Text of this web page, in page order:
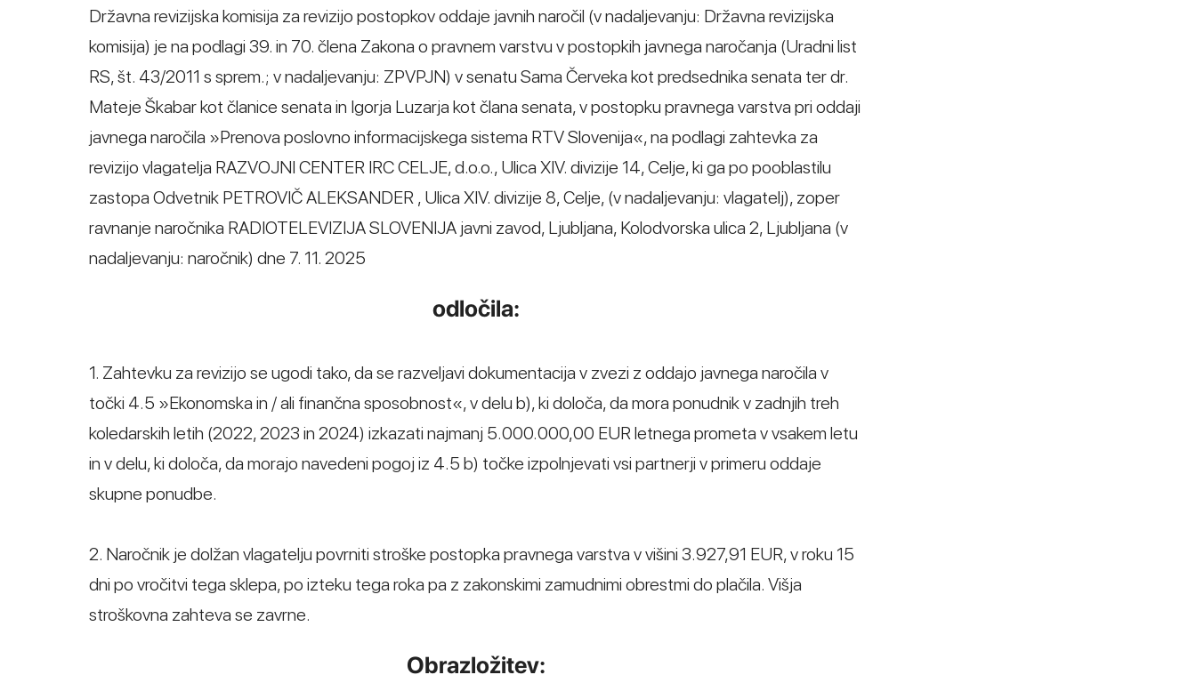
Državna revizijska komisija za revizijo postopkov oddaje javnih naročil (v nadaljevanju: Državna revizijska
komisija) je na podlagi 39. in 70. člena Zakona o pravnem varstvu v postopkih javnega naročanja (Uradni list
RS, št. 43/2011 s sprem.; v nadaljevanju: ZPVPJN) v senatu Sama Červeka kot predsednika senata ter dr.
Mateje Škabar kot članice senata in Igorja Luzarja kot člana senata, v postopku pravnega varstva pri oddaji
javnega naročila »Prenova poslovno informacijskega sistema RTV Slovenija«, na podlagi zahtevka za
revizijo vlagatelja RAZVOJNI CENTER IRC CELJE, d.o.o., Ulica XIV. divizije 14, Celje, ki ga po pooblastilu
zastopa Odvetnik PETROVIČ ALEKSANDER , Ulica XIV. divizije 8, Celje, (v nadaljevanju: vlagatelj), zoper
ravnanje naročnika RADIOTELEVIZIJA SLOVENIJA javni zavod, Ljubljana, Kolodvorska ulica 2, Ljubljana (v
nadaljevanju: naročnik) dne 7. 11. 2025
odločila:
1. Zahtevku za revizijo se ugodi tako, da se razveljavi dokumentacija v zvezi z oddajo javnega naročila v
točki 4.5 »Ekonomska in / ali finančna sposobnost«, v delu b), ki določa, da mora ponudnik v zadnjih treh
koledarskih letih (2022, 2023 in 2024) izkazati najmanj 5.000.000,00 EUR letnega prometa v vsakem letu
in v delu, ki določa, da morajo navedeni pogoj iz 4.5 b) točke izpolnjevati vsi partnerji v primeru oddaje
skupne ponudbe.
2. Naročnik je dolžan vlagatelju povrniti stroške postopka pravnega varstva v višini 3.927,91 EUR, v roku 15
dni po vročitvi tega sklepa, po izteku tega roka pa z zakonskimi zamudnimi obrestmi do plačila. Višja
stroškovna zahteva se zavrne.
Obrazložitev: